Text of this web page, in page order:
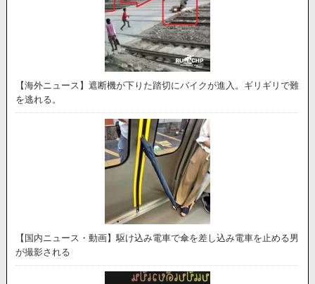
【海外ニュース】遮断機が下りた踏切にバイクが進入。ギリギリで難
を逃れる。
【国内ニュース・動画】駆け込み電車で傘を差し込み電車を止める男
が撮影される